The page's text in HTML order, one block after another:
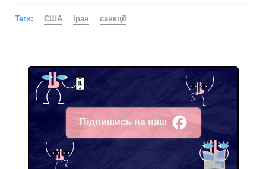
Теги: США Іран санкції
Підпишись на наш
Facebook